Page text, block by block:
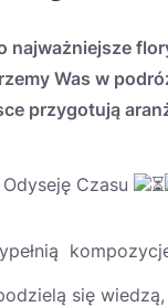
najważniejsze
Was w
przygotują
Czasu
się